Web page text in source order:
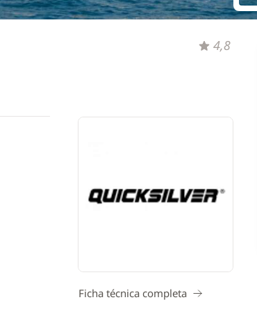
4,8
Ficha técnica completa